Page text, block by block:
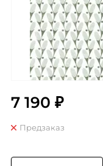
7 190 ₽
Предзаказ